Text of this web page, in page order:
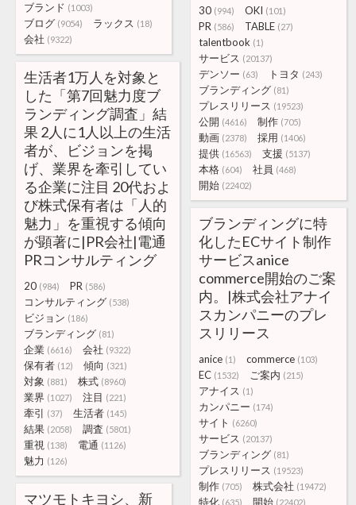
30 (994) OKI (101)
PR (586) TABLE (27)
talentbook (1)
サービス (20137)
デンソー (63) トヨタ (243)
ブランディング (81)
プレスリリース (19523)
公開 (4616) 制作 (705)
動画 (2378) 採用 (1406)
提供 (16563) 支援 (5137)
本格 (604) 社員 (468)
開始 (22402)
ブランド (1003)
ブログ (9054) ラックス (18)
会社 (9322)
生活者1万人を対象と
した「第7回魅力度ブ
ランディング調査」結
果 2人に1人以上の生活
者が、ビジョンを掲
げ、業界を牽引してい
る企業に注目 20代およ
び株式保有者は「人的
魅力」を重視する傾向
が顕著に|PR会社|電通
PRコンサルティング
20 (984) PR (586)
コンサルティング (538)
ビジョン (186)
ブランディング (81)
企業 (6616) 会社 (9322)
保有者 (12) 傾向 (321)
対象 (881) 株式 (8960)
業界 (1027) 注目 (221)
牽引 (37) 生活者 (145)
結果 (2058) 調査 (5801)
重視 (138) 電通 (1126)
魅力 (126)
ブランディングに特
化したECサイト制作
サービスanice
commerce開始のご案
内。|株式会社アナイ
スカンパニーのプレ
スリリース
anice (1) commerce (103)
EC (1532) ご案内 (215)
アナイス (1)
カンパニー (174)
サイト (6260)
サービス (20137)
ブランディング (81)
プレスリリース (19523)
制作 (705) 株式会社 (19472)
特化 (635) 開始 (22402)
マツモトキヨシ、新